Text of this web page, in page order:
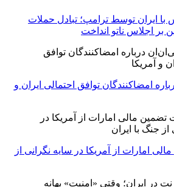
با ایران توسط ترامپ؛ تبادل حملات
بر اجلاس ناتو انداخت
امضاکنندگان توافق احتمالی ایران و
امارات از آمریکا در سایه نگرانی از